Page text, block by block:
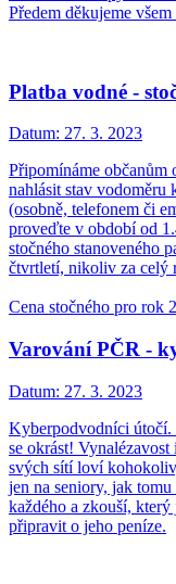
Předem děkujeme
Platba vodné -
Datum: 27. 3. 2023
Připomínáme
nahlásit stav vodoměru
(osobně, telefonem či
proveďte v období od
stočného stanoveného
čtvrtletí, nikoliv za celý
Cena stočného pro rok
Varování PČR -
Datum: 27. 3. 2023
Kyberpodvodníci útočí.
se okrást!
svých sítí loví
jen na seniory, jak
každého a zkouší,
připravit o jeho peníze.